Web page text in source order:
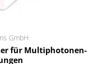
GmbH
für Multiphotonen-